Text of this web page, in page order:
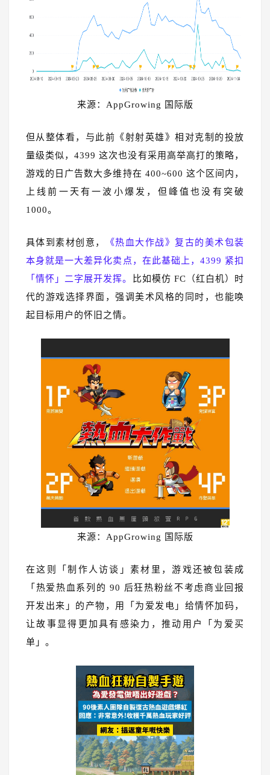
来源：AppGrowing 国际版
但从整体看，与此前《射射英雄》相对克制的投放
量级类似，4399 这次也没有采用高举高打的策略，
游戏的日广告数大多维持在 400~600 这个区间内，
上线前一天有一波小爆发，但峰值也没有突破
1000。
具体到素材创意，
《热血大作战》复古的美术包装
本身就是一大差异化卖点，在此基础上，4399 紧扣
「情怀」二字展开发挥。
比如模仿 FC（红白机）时
代的游戏选择界面，强调美术风格的同时，也能唤
起目标用户的怀旧之情。
来源：AppGrowing 国际版
在这则「制作人访谈」素材里，游戏还被包装成
「热爱热血系列的 90 后狂热粉丝不考虑商业回报
开发出来」的产物，用「为爱发电」给情怀加码，
让故事显得更加具有感染力，推动用户「为爱买
单」。